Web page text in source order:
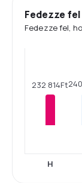
Fedezze
Fedezze fel,
232 814Ft
H